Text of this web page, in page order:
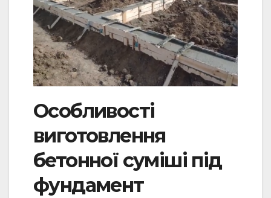
Особливості
виготовлення
бетонної суміші під
фундамент